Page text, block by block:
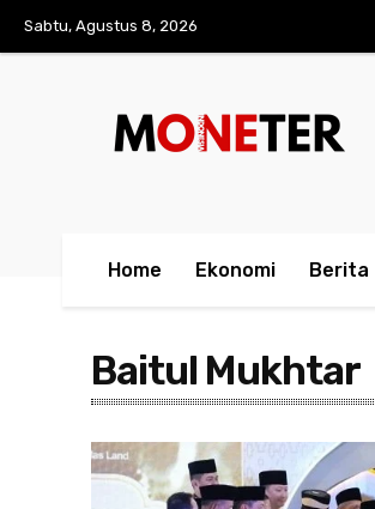
Sabtu, Agustus 8, 2026
Home Ekonomi Berita
Baitul Mukhtar